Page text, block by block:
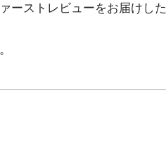
ーストレビューをお届けした